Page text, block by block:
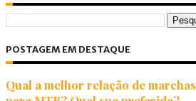
POSTAGEM EM DESTAQUE
Qual a melhor relação de marchas